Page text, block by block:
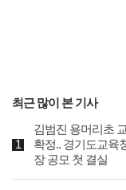
최근 많이 본 기사
김범진 용머리초
확정.. 경기도교육
장 공모 첫 결실